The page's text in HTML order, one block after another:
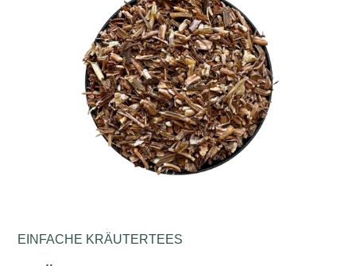
EINFACHE KRÄUTERTEES